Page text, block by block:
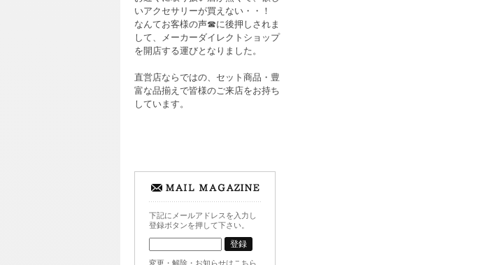
いアクセサリーが買えない・・！
なんてお客様の声☎に後押しされま
して、メーカーダイレクトショップ
を開店する運びとなりました。
直営店ならではの、セット商品・豊
富な品揃えで皆様のご来店をお持ち
しています。
下記にメールアドレスを入力し
登録ボタンを押して下さい。
変更・解除・お知らせはこちら